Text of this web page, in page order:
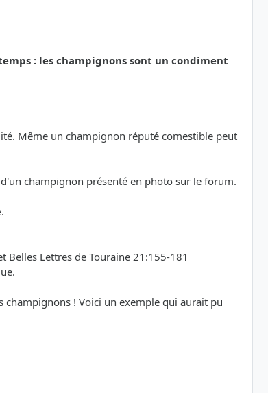
: les champignons sont un condiment
Même un champignon réputé comestible peut
champignon présenté en photo sur le forum.
Belles Lettres de Touraine 21:155-181
! Voici un exemple qui aurait pu